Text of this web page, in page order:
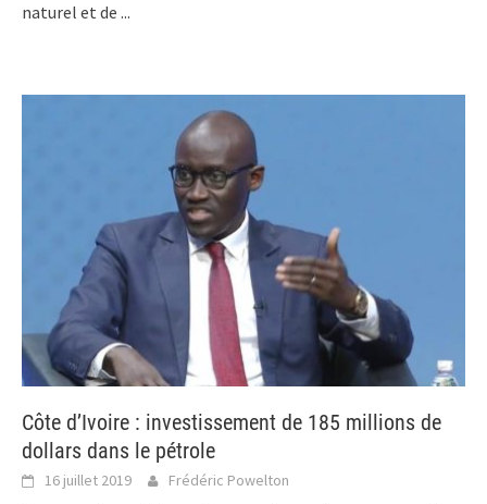
naturel et de ...
Côte d’Ivoire : investissement de 185 millions de
dollars dans le pétrole
16 juillet 2019 Frédéric Powelton